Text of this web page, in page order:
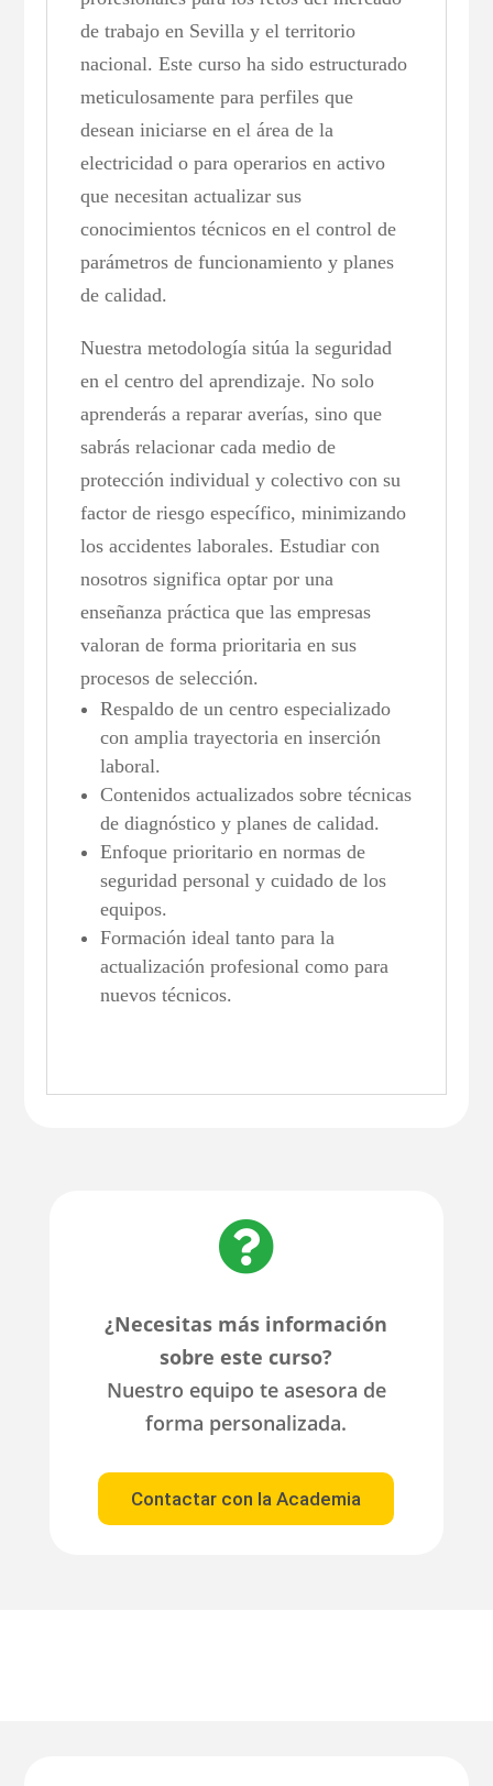
de trabajo en Sevilla y el territorio
nacional. Este curso ha sido estructurado
meticulosamente para perfiles que
desean iniciarse en el área de la
electricidad o para operarios en activo
que necesitan actualizar sus
conocimientos técnicos en el control de
parámetros de funcionamiento y planes
de calidad.
Nuestra metodología sitúa la seguridad
en el centro del aprendizaje. No solo
aprenderás a reparar averías, sino que
sabrás relacionar cada medio de
protección individual y colectivo con su
factor de riesgo específico, minimizando
los accidentes laborales. Estudiar con
nosotros significa optar por una
enseñanza práctica que las empresas
valoran de forma prioritaria en sus
procesos de selección.
Respaldo de un centro especializado
con amplia trayectoria en inserción
laboral.
Contenidos actualizados sobre técnicas
de diagnóstico y planes de calidad.
Enfoque prioritario en normas de
seguridad personal y cuidado de los
equipos.
Formación ideal tanto para la
actualización profesional como para
nuevos técnicos.

¿Necesitas más información
sobre este curso?
Nuestro equipo te asesora de
forma personalizada.
Contactar con la Academia